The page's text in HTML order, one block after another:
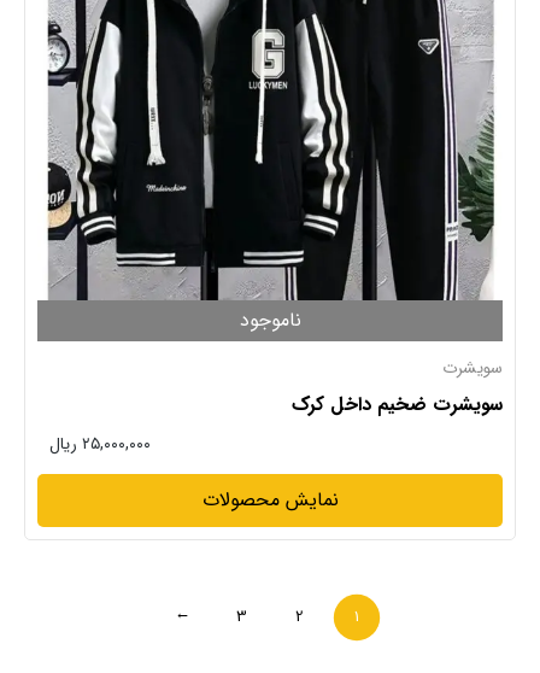
ناموجود
سویشرت
سویشرت ضخیم داخل کرک
۲۵,۰۰۰,۰۰۰ ریال
نمایش محصولات
1
2
3
→